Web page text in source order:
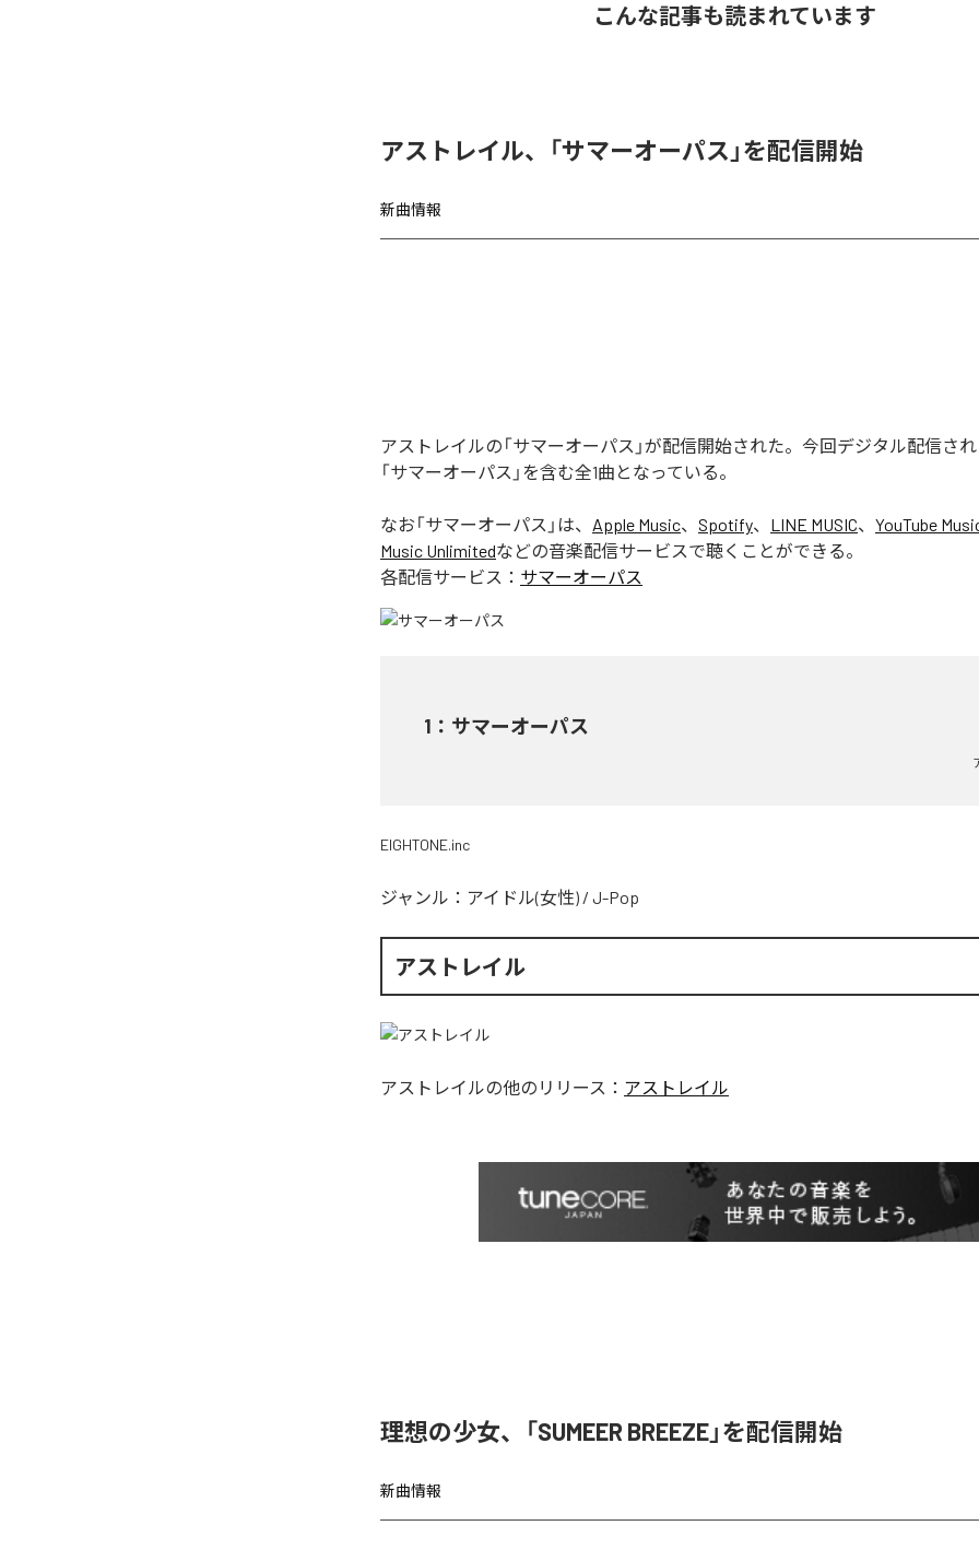
こんな記事も読まれています
アストレイル、「サマーオーパス」を配信開始
新曲情報
アストレイルの「サマーオーパス」が配信開始された。今回デジタル配信され
「サマーオーパス」を含む全1曲となっている。
なお「サマーオーパス 」は、 Apple Music、 Spotify、 LINE MUSIC、 YouTube
Music Unlimitedなどの音楽配信サービスで聴くことができる。
各配信サービス： サマーオーパス
1 ： サマーオーパス
EIGHTONE.inc
ジャンル： アイドル(女性) / J-Pop
アストレイル
アストレイルの他のリリース： アストレイル
理想の少女、「SUMEER BREEZE」を配信開始
新曲情報